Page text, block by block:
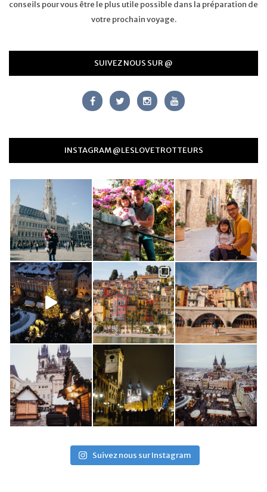
conseils pour vous être le plus utile possible dans la préparation de
votre prochain voyage.
SUIVEZ NOUS SUR @
INSTAGRAM @LESLOVETROTTEURS
Suivez nous sur Instagram